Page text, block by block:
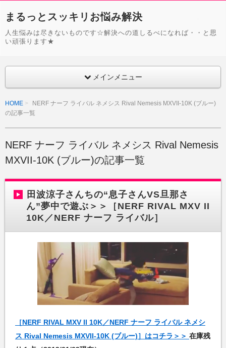
まるっとスッキリお悩み解決
人生悩みは尽きないものです☆解決への道しるべになれば・・と思
い頑張ります★
メインメニュー
HOME
NERF ナーフ ライバル ネメシス Rival Nemesis MXVII-10K (ブルー)
の記事一覧
NERF ナーフ ライバル ネメシス Rival Nemesis
MXVII-10K (ブルー)の記事一覧
田波涼子さんちの“息子さんVS旦那さ
ん”夢中で遊ぶ＞＞［NERF RIVAL MXV II
10K／NERF ナーフ ライバル］
［NERF RIVAL MXV II 10K／NERF ナーフ ライバル ネメシ
ス Rival Nemesis MXVII-10K (ブルー)］はコチラ＞＞ 在庫残